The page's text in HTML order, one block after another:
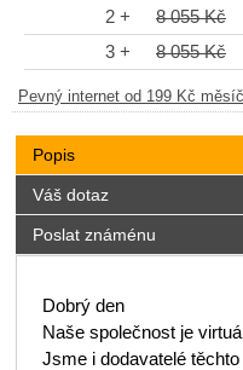
2 +
8 055 Kč
3 +
8 055 Kč
Pevný internet od 199 Kč
Popis
Váš dotaz
Poslat známénu
Dobrý den
Naše společnost je
Jsme i dodavatelé